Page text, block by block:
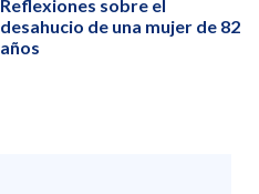
Reflexiones sobre el
desahucio de una mujer de 82
años